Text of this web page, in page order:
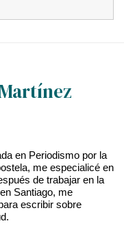
en Periodismo por la
me especialicé en
de trabajar en la
Santiago, me
escribir sobre